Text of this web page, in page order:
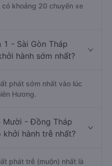
có khoảng 20 chuyến xe
1 - Sài Gòn Tháp
hành sớm nhất?
phát sớm nhất vào lúc
Hương.
Mười - Đồng Tháp
hành trễ nhất?
phát trễ (muộn) nhất là